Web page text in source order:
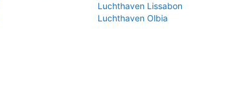
Luchthaven Lissabon
Luchthaven Olbia